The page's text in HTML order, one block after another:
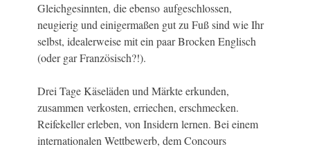
Gleichgesinnten, die ebenso aufgeschlossen,
neugierig und einigermaßen gut zu Fuß sind wie Ihr
selbst, idealerweise mit ein paar Brocken Englisch
(oder gar Französisch?!).
Drei Tage Käseläden und Märkte erkunden,
zusammen verkosten, erriechen, erschmecken.
Reifekeller erleben, von Insidern lernen. Bei einem
internationalen Wettbewerb, dem Concours